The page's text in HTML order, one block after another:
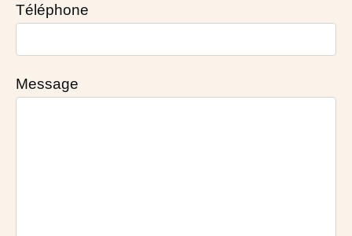
Téléphone
Message